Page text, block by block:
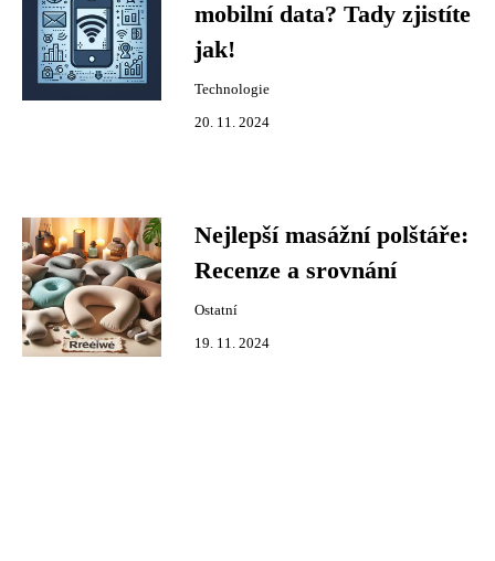
mobilní data? Tady zjistíte
jak!
Technologie
20. 11. 2024
Nejlepší masážní polštáře:
Recenze a srovnání
Ostatní
19. 11. 2024